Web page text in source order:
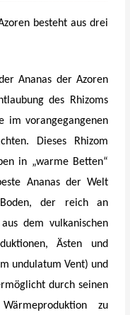
besteht aus drei
Ananas der Azoren
des Rhizoms
im vorangegangenen
Dieses Rhizom
in „warme Betten“
Ananas der Welt
der reich an
dem vulkanischen
Ästen und
undulatum Vent) und
durch seinen
zu